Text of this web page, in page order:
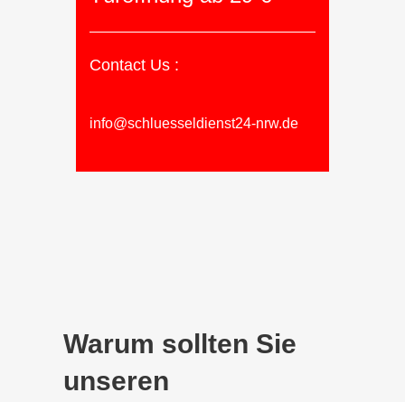
Contact Us :
info@schluesseldienst24-nrw.de
Warum sollten Sie
unseren